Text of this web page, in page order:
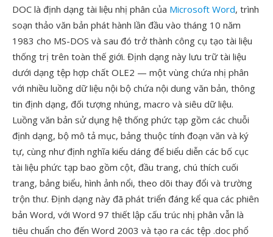
DOC là định dạng tài liệu nhị phân của Microsoft Word, trình
soạn thảo văn bản phát hành lần đầu vào tháng 10 năm
1983 cho MS-DOS và sau đó trở thành công cụ tạo tài liệu
thống trị trên toàn thế giới. Định dạng này lưu trữ tài liệu
dưới dạng tệp hợp chất OLE2 — một vùng chứa nhị phân
với nhiều luồng dữ liệu nội bộ chứa nội dung văn bản, thông
tin định dạng, đối tượng nhúng, macro và siêu dữ liệu.
Luồng văn bản sử dụng hệ thống phức tạp gồm các chuỗi
định dạng, bộ mô tả mục, bảng thuộc tính đoạn văn và ký
tự, cùng như định nghĩa kiểu dáng để biểu diễn các bố cục
tài liệu phức tạp bao gồm cột, đầu trang, chú thích cuối
trang, bảng biểu, hình ảnh nổi, theo dõi thay đổi và trường
trộn thư. Định dạng này đã phát triển đáng kể qua các phiên
bản Word, với Word 97 thiết lập cấu trúc nhị phân vẫn là
tiêu chuẩn cho đến Word 2003 và tạo ra các tệp .doc phổ